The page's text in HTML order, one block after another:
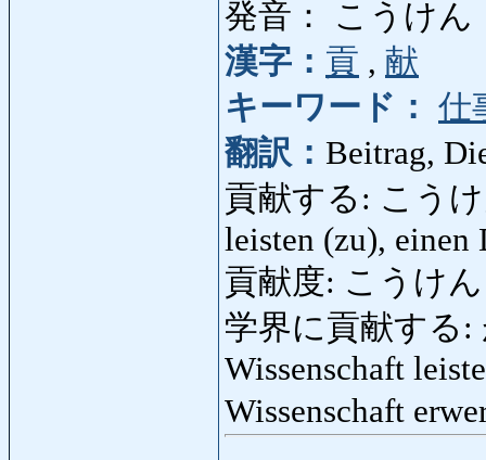
発音： こうけん
漢字： 貢 , 献
キーワード： 仕
翻訳： Beitrag,
貢献する: こうけ
leisten (zu), einen
貢献度: こうけ
学界に貢献する
Wissenschaft
Wissenschaft